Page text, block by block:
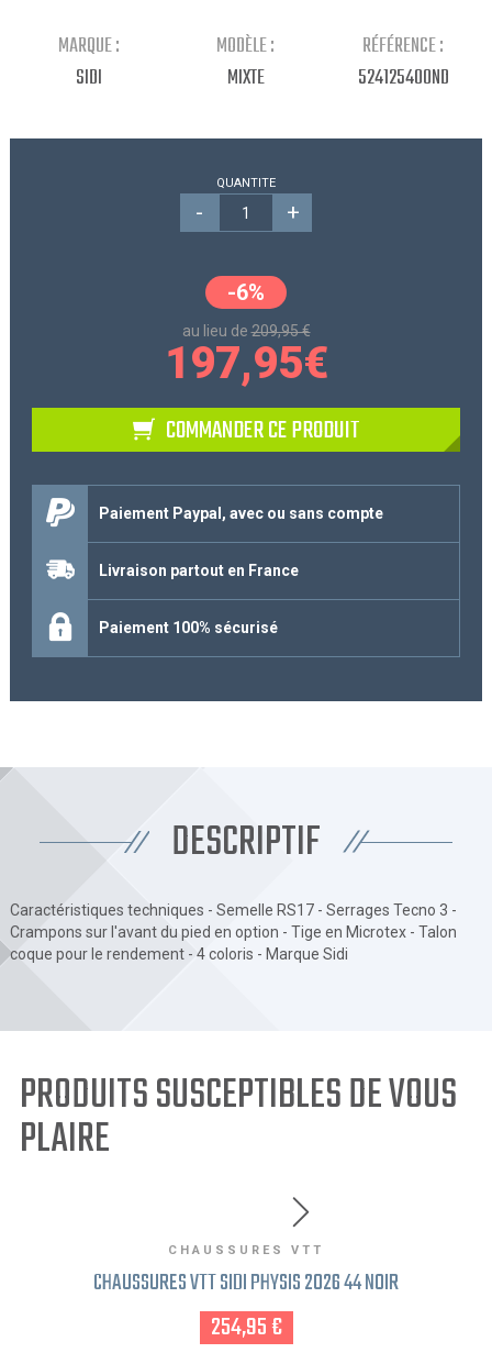
Continuer mes achats
MARQUE :
SIDI
MODÈLE :
MIXTE
RÉFÉRENCE :
524125400ND
QUANTITE
- +
-6%
au lieu de209,95 €
197,95€
COMMANDER CE PRODUIT
Paiement Paypal, avec ou sans compte
Livraison partout en France
Paiement 100% sécurisé
DESCRIPTIF
Caractéristiques techniques - Semelle RS17 - Serrages Tecno 3 -
Crampons sur l'avant du pied en option - Tige en Microtex - Talon
coque pour le rendement - 4 coloris - Marque Sidi
PRODUITS SUSCEPTIBLES DE VOUS
PLAIRE
CHAUSSURES VTT
CHAUSSURES VTT SIDI PHYSIS 2026 44 NOIR
254,95 €